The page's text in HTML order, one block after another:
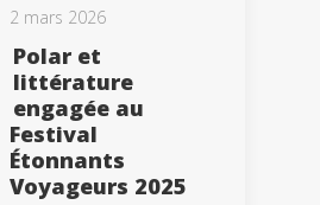
2 mars 2026
Polar et
littérature
engagée au
Festival
Étonnants
Voyageurs 2025